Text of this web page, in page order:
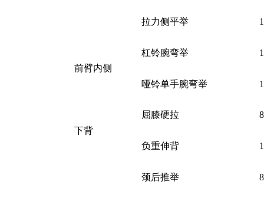
拉力侧平举
前臂内侧
杠铃腕弯举
哑铃单手腕弯举
下背
屈膝硬拉
负重伸背
颈后推举